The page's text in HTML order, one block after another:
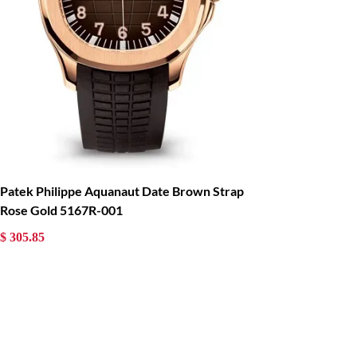
Patek Philippe Aquanaut Date Brown Strap
Rose Gold 5167R-001
$ 305.85